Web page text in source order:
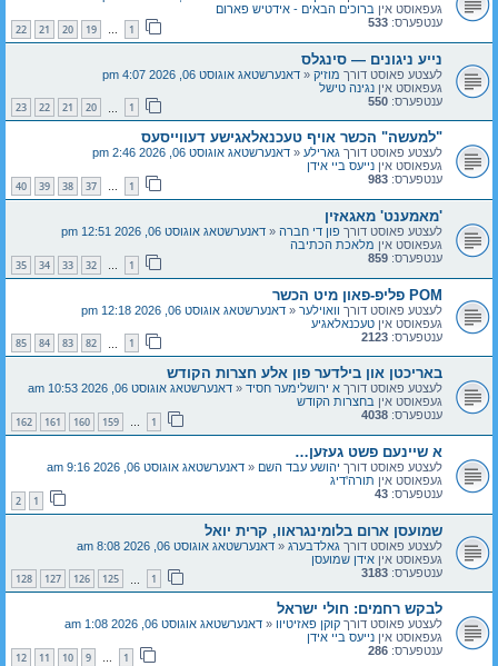
געפאוסט אין ברוכים הבאים - אידטיש פארום
ענטפערס: 533
1
…
19
20
21
22
נייע ניגונים — סינגלס
לעצטע פאוסט דורך מוזיק « דאנערשטאג אוגוסט 06, 2026 4:07 pm
געפאוסט אין נגינה טישל
ענטפערס: 550
1
20
21
22
23
"למעשה" הכשר אויף טעכנאלאגישע דעווייסעס
לעצטע פאוסט דורך גארילע « דאנערשטאג אוגוסט 06, 2026 2:46 pm
געפאוסט אין נייעס ביי אידן
ענטפערס: 983
1
…
37
38
39
40
'מאמענט' מאגאזין
לעצטע פאוסט דורך פון די חברה « דאנערשטאג אוגוסט 06, 2026 12:51 pm
געפאוסט אין מלאכת הכתיבה
ענטפערס: 859
1
…
32
33
34
35
POM פליפ-פאון מיט הכשר
לעצטע פאוסט דורך וואוילער « דאנערשטאג אוגוסט 06, 2026 12:18 pm
געפאוסט אין טעכנאלאגיע
ענטפערס: 2123
1
82
83
84
85
באריכטן און בילדער פון אלע חצרות הקודש
לעצטע פאוסט דורך א ירושלימער חסיד « דאנערשטאג אוגוסט 06, 2026 10:53 am
געפאוסט אין בחצרות הקודש
ענטפערס: 4038
1
…
159
160
161
162
א שיינעם פשט געזען…
לעצטע פאוסט דורך יהושע עבד השם « דאנערשטאג אוגוסט 06, 2026 9:16 am
געפאוסט אין תורה'דיג
ענטפערס: 43
1
2
שמועסן ארום בלומינגראוו, קרית יואל
לעצטע פאוסט דורך גאלדבערג « דאנערשטאג אוגוסט 06, 2026 8:08 am
געפאוסט אין אידן שמועסן
ענטפערס: 3183
1
125
126
127
128
לבקש רחמים: חולי ישראל
לעצטע פאוסט דורך קוקן פאזיטיוו « דאנערשטאג אוגוסט 06, 2026 1:08 am
געפאוסט אין נייעס ביי אידן
ענטפערס: 286
1
…
9
10
11
12